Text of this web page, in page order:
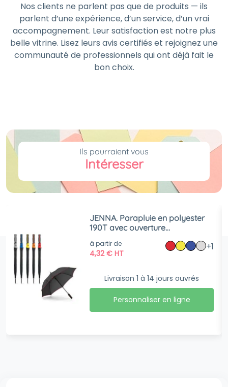
Nos clients ne parlent pas que de produits — ils
parlent d’une expérience, d’un service, d’un vrai
accompagnement. Leur satisfaction est notre plus
belle vitrine. Lisez leurs avis certifiés et rejoignez une
communauté de professionnels qui ont déjà fait le
bon choix.
Ils pourraient vous
Intéresser
JENNA. Parapluie en polyester
190T avec ouverture
à partir de
4,32€ HT
+1
Livraison 1 à 14 jours ouvrés
Personnaliser en ligne